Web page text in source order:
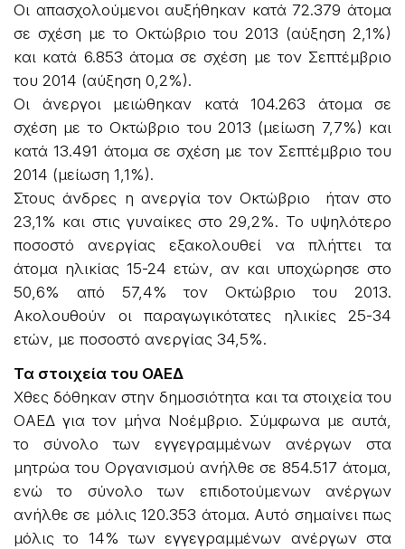
Οι απασχολούμενοι αυξήθηκαν κατά 72.379 άτομα
σε σχέση με το Οκτώβριο του 2013 (αύξηση 2,1%)
και κατά 6.853 άτομα σε σχέση με τον Σεπτέμβριο
του 2014 (αύξηση 0,2%).
Οι άνεργοι μειώθηκαν κατά 104.263 άτομα σε
σχέση με το Οκτώβριο του 2013 (μείωση 7,7%) και
κατά 13.491 άτομα σε σχέση με τον Σεπτέμβριο του
2014 (μείωση 1,1%).
Στους άνδρες η ανεργία τον Οκτώβριο ήταν στο
23,1% και στις γυναίκες στο 29,2%. Το υψηλότερο
ποσοστό ανεργίας εξακολουθεί να πλήττει τα
άτομα ηλικίας 15-24 ετών, αν και υποχώρησε στο
50,6% από 57,4% τον Οκτώβριο του 2013.
Ακολουθούν οι παραγωγικότατες ηλικίες 25-34
ετών, με ποσοστό ανεργίας 34,5%.
Τα στοιχεία του ΟΑΕΔ
Χθες δόθηκαν στην δημοσιότητα και τα στοιχεία του
ΟΑΕΔ για τον μήνα Νοέμβριο. Σύμφωνα με αυτά,
το σύνολο των εγγεγραμμένων ανέργων στα
μητρώα του Οργανισμού ανήλθε σε 854.517 άτομα,
ενώ το σύνολο των επιδοτούμενων ανέργων
ανήλθε σε μόλις 120.353 άτομα. Αυτό σημαίνει πως
μόλις το 14% των εγγεγραμμένων ανέργων στα